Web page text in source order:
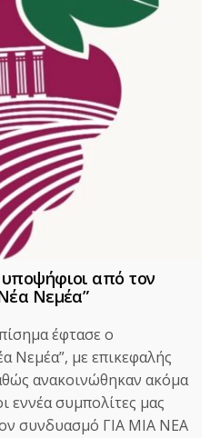
από τον
Νεμέα”
έφτασε ο
Νεμέα”, με επικεφαλής
ανακοινώθηκαν ακόμα
εννέα συμπολίτες μας
συνδυασμό ΓΙΑ ΜΙΑ ΝΕΑ